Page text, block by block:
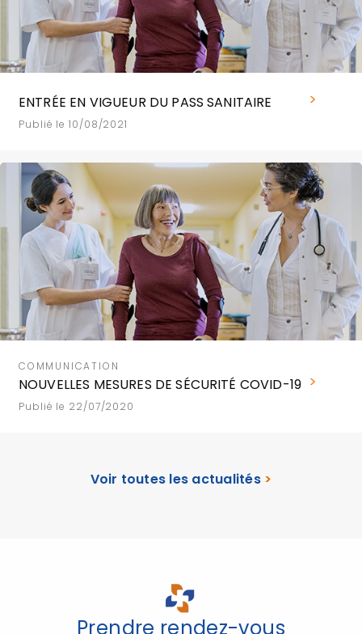
ENTRÉE EN VIGUEUR DU PASS SANITAIRE
Publié le 10/08/2021
COMMUNICATION
NOUVELLES MESURES DE SÉCURITÉ COVID-19
Publié le 22/07/2020
Voir toutes les actualités >
Prendre rendez-vous